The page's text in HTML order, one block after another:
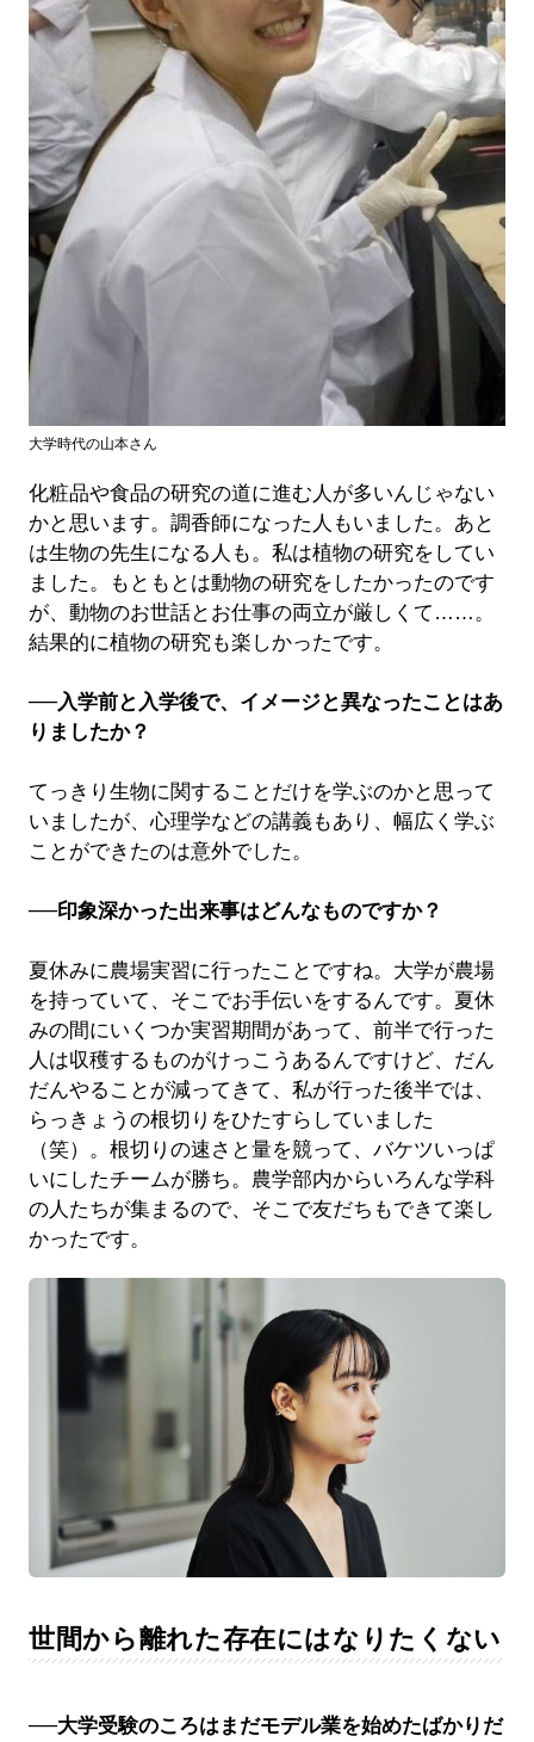
大学時代の山本さん
化粧品や食品の研究の道に進む人が多いんじゃない
かと思います。調香師になった人もいました。あと
は生物の先生になる人も。私は植物の研究をしてい
ました。もともとは動物の研究をしたかったのです
が、動物のお世話とお仕事の両立が厳しくて……。
結果的に植物の研究も楽しかったです。
──入学前と入学後で、イメージと異なったことはあ
りましたか？
てっきり生物に関することだけを学ぶのかと思って
いましたが、心理学などの講義もあり、幅広く学ぶ
ことができたのは意外でした。
──印象深かった出来事はどんなものですか？
夏休みに農場実習に行ったことですね。大学が農場
を持っていて、そこでお手伝いをするんです。夏休
みの間にいくつか実習期間があって、前半で行った
人は収穫するものがけっこうあるんですけど、だん
だんやることが減ってきて、私が行った後半では、
らっきょうの根切りをひたすらしていました
（笑）。根切りの速さと量を競って、バケツいっぱ
いにしたチームが勝ち。農学部内からいろんな学科
の人たちが集まるので、そこで友だちもできて楽し
かったです。
世間から離れた存在にはなりたくない
──大学受験のころはまだモデル業を始めたばかりだ